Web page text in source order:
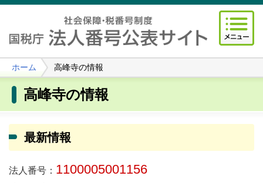
ホーム 高峰寺の情報
高峰寺の情報
最新情報
法人番号： 1100005001156